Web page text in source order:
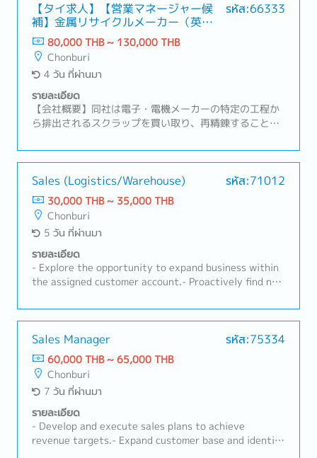
【タイ求人】【営業マネージャー候
補】金属リサイクルメーカー（英語
や中国語が活かせる！）
รหัส:66333
80,000 THB ~ 130,000 THB
Chonburi
4 วัน ที่ผ่านมา
รายละเอียด
【会社概要】同社は電子・電機メーカーの特定の工程か
ら排出されるスクラップを買い取り、再精錬することで
内容】・営業組織の数字管理およびチームマネジメン
ト・拡販に向けた戦略や戦術の立案・顧客訪問、リレー
ションシップの構築および維持・新規顧客の開拓および
既存顧客のフォローアップ・タイ法人の経営陣への報告
および解決に向けての議論・必要に応じた本社へのレポ
ート作成
Sales (Logistics/Warehouse) รหัส:71012
30,000 THB ~ 35,000 THB
Chonburi
5 วัน ที่ผ่านมา
รายละเอียด
- Explore the opportunity to expand business within
the assigned customer account.- Proactively find new
Maintain and develop business relationship with
new/existing customers.- Conduct regular (weekly)
customer visits.- Perform sales activities and related
service products, i.e., customs brokerage, warehouse,
cross-border transportation, etc.- Prepare, handle
and submit quotations, rates, and inquiries.- Conduct
internal weekly/monthly meetings to instruct the
Operation Team on newly acquired business.- Prepare
weekly and monthly reports: opportunity pipeline
report, weekly planning report, sales visit report,
Sales Manager รหัส:75334
60,000 THB ~ 65,000 THB
Chonburi
7 วัน ที่ผ่านมา
รายละเอียด
- Develop and execute sales plans to achieve
revenue targets.- Expand customer base and identify